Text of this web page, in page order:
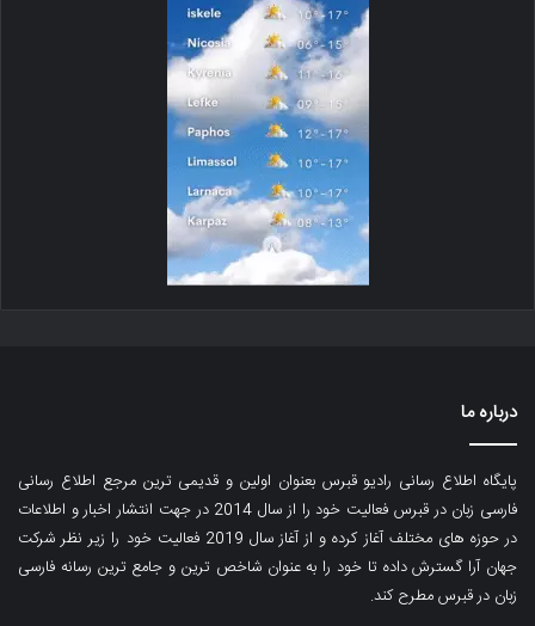
درباره ما
پایگاه اطلاع رسانی رادیو قبرس بعنوان اولین و قدیمی ترین مرجع اطلاع رسانی
فارسی زبان در قبرس فعالیت خود را از سال 2014 در جهت انتشار اخبار و اطلاعات
در حوزه های مختلف آغاز کرده و از آغاز سال 2019 فعالیت خود را زیر نظر شرکت
جهان آرا گسترش داده تا خود را به عنوان شاخص ترین و جامع ترین رسانه فارسی
زبان در قبرس مطرح کند.